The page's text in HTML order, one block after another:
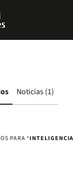
Navbar
Noticias (1)
PARA